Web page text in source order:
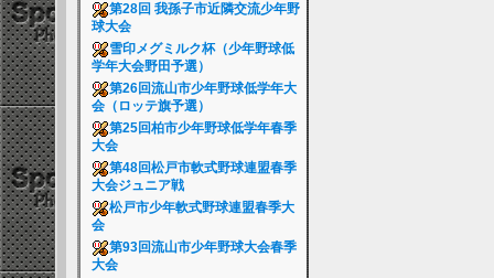
第28回 我孫子市近隣交流少年野
球大会
雪印メグミルク杯（少年野球低
学年大会野田予選）
第26回流山市少年野球低学年大
会（ロッテ旗予選）
第25回柏市少年野球低学年春季
大会
第48回松戸市軟式野球連盟春季
大会ジュニア戦
松戸市少年軟式野球連盟春季大
会
第93回流山市少年野球大会春季
大会